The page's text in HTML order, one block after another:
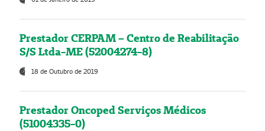
Prestador CERPAM – Centro de Reabilitação
S/S Ltda-ME (52004274-8)
18 de Outubro de 2019
Prestador Oncoped Serviços Médicos
(51004335-0)